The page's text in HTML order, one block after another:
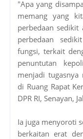
"Apa yang
memang yang
perbedaan sedikit
perbedaan
fungsi, terkait
penuntutan
menjadi
di Ruang Rapat
DPR RI, Senayan,
Ia juga menyoroti
berkaitan erat